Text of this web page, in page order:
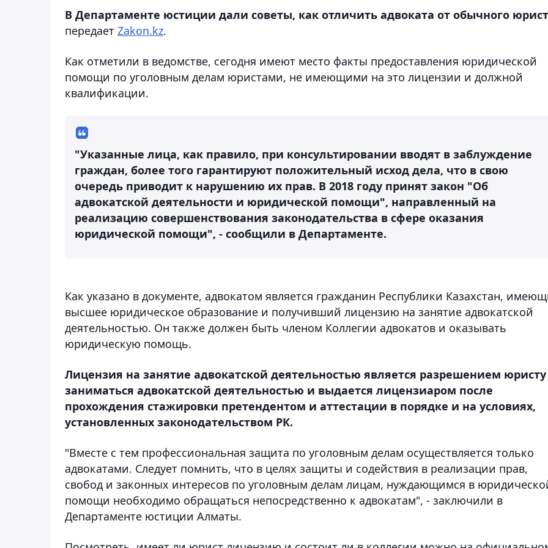
В Департаменте юстиции дали советы, как отличить адвоката от обычного
передает Zakon.kz.
Как отметили в ведомстве, сегодня имеют место факты предоставления юридической
помощи по уголовным делам юристами, не имеющими на это лицензии и должной
квалификации.
"Указанные лица, как правило, при консультировании вводят в заблуждение
граждан, более того гарантируют положительный исход дела, что в свою
очередь приводит к нарушению их прав. В 2018 году принят закон "Об
адвокатской деятельности и юридической помощи", направленный на
реализацию совершенствования законодательства в сфере оказания
юридической помощи", - сообщили в Департаменте.
Как указано в документе, адвокатом является гражданин Республики Казахстан,
высшее юридическое образование и получивший лицензию на занятие адвокатской
деятельностью. Он также должен быть членом Коллегии адвокатов и оказывать
юридическую помощь.
Лицензия на занятие адвокатской деятельностью является разрешением юристу
заниматься адвокатской деятельностью и выдается лицензиаром после
прохождения стажировки претендентом и аттестации в порядке и на условиях,
установленных законодательством РК.
"Вместе с тем профессиональная защита по уголовным делам осуществляется только
адвокатами. Следует помнить, что в целях защиты и содействия в реализации прав,
свобод и законных интересов по уголовным делам лицам, нуждающимся в
помощи необходимо обращаться непосредственно к адвокатам", - заключили в
Департаменте юстиции Алматы.